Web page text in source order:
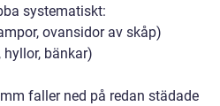
systematiskt:
ovansidor av skåp)
bänkar)
faller ned på redan städade